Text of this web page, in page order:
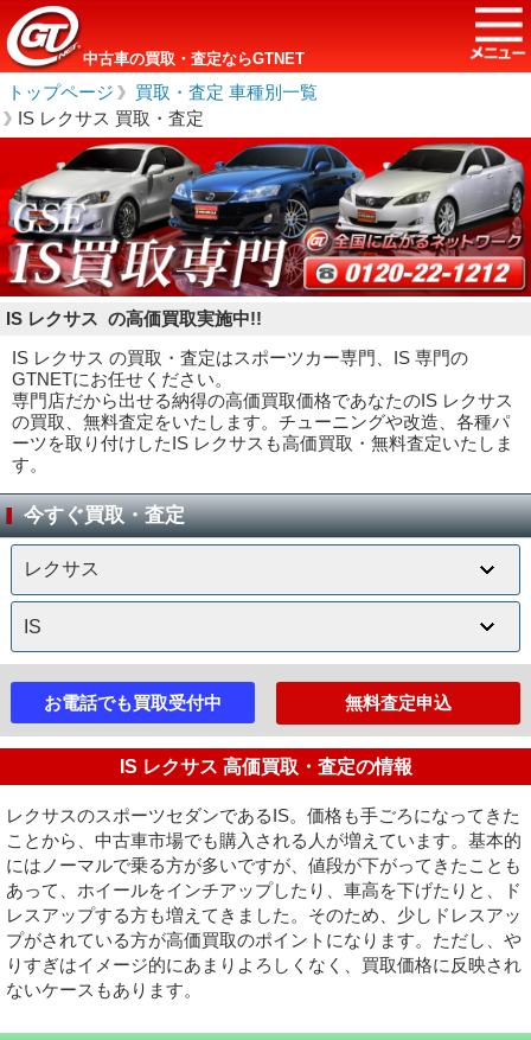
中古車の買取・査定ならGTNET
トップページ ＞
買取・査定 車種別一覧
＞
IS レクサス 買取・査定
IS レクサス の高価買取実施中!!
IS レクサス の買取・査定はスポーツカー専門、IS 専門の
GTNETにお任せください。
専門店だから出せる納得の高価買取価格であなたのIS レクサス
の買取、無料査定をいたします。チューニングや改造、各種パ
ーツを取り付けしたIS レクサスも高価買取・無料査定いたしま
す。
今すぐ買取・査定
お電話でも買取受付中 無料査定申込
IS レクサス 高価買取・査定の情報
レクサスのスポーツセダンであるIS。価格も手ごろになってきた
ことから、中古車市場でも購入される人が増えています。基本的
にはノーマルで乗る方が多いですが、値段が下がってきたことも
あって、ホイールをインチアップしたり、車高を下げたりと、ド
レスアップする方も増えてきました。そのため、少しドレスアッ
プがされている方が高価買取のポイントになります。ただし、や
りすぎはイメージ的にあまりよろしくなく、買取価格に反映され
ないケースもあります。